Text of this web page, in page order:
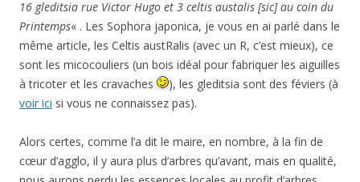
16 gleditsia rue Victor Hugo et 3 celtis austalis [sic] au coin du
Printemps« . Les Sophora japonica, je vous en ai parlé dans le
même article, les Celtis austRalis (avec un R, c’est mieux), ce
sont les micocouliers (un bois idéal pour fabriquer les aiguilles
à tricoter et les cravaches
), les gleditsia sont des féviers (à
voir ici si vous ne connaissez pas).
Alors certes, comme l’a dit le maire, en nombre, à la fin de
cœur d’agglo, il y aura plus d’arbres qu’avant, mais en qualité,